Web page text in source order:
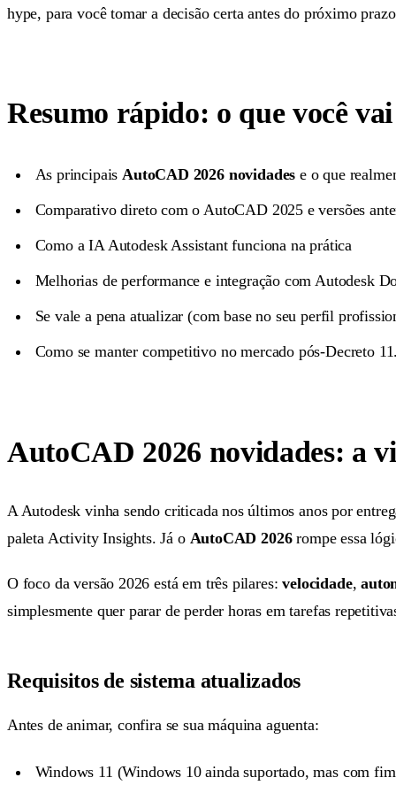
hype, para você tomar a decisão certa antes do próximo
Resumo rápido: o que você
As principaisAutoCAD 2026 novidades e o que
Comparativo direto com o AutoCAD 2025 e versões
Como a IA Autodesk Assistant funciona na prática
Melhorias de performance e integração com Autodesk
Se vale a pena atualizar (com base no seu perfil
Como se manter competitivo no mercado pós-Decreto
AutoCAD 2026 novidades: a
A Autodesk vinha sendo criticada nos últimos anos por
paleta Activity Insights. Já o AutoCAD 2026rompe essa
O foco da versão 2026 está em três pilares:velocidade,
simplesmente quer parar de perder horas em tarefas
Requisitos de sistema atualizados
Antes de animar, confira se sua máquina aguenta:
Windows 11 (Windows 10 ainda suportado, mas com